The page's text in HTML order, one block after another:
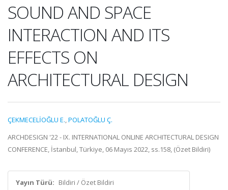
SOUND AND SPACE
INTERACTION AND ITS
EFFECTS ON
ARCHITECTURAL DESIGN
ÇEKMECELİOĞLU E.,POLATOĞLU Ç.
ARCHDESIGN '22 - IX. INTERNATIONAL ONLINE ARCHITECTURAL DESIGN
CONFERENCE, İstanbul, Türkiye, 06 Mayıs 2022, ss.158, (Özet Bildiri)
Yayın Türü: Bildiri / Özet Bildiri